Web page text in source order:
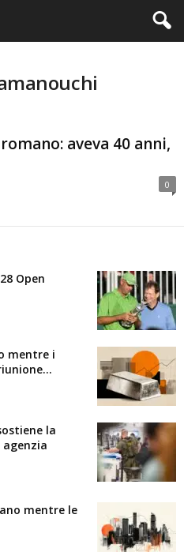
aveva 40 anni,
0
Open
mentre i
la
mentre le